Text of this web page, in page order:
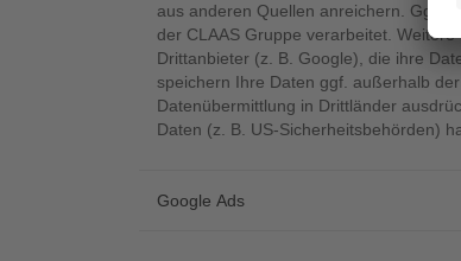
aus anderen Quellen anreichern. Ggf.
der CLAAS Gruppe verarbeitet.
Drittanbieter (z. B. Google), die ihre
speichern Ihre Daten ggf. außerhalb
Datenübermittlung in Drittländer
Daten (z. B. US-Sicherheitsbehörden)
Google Ads